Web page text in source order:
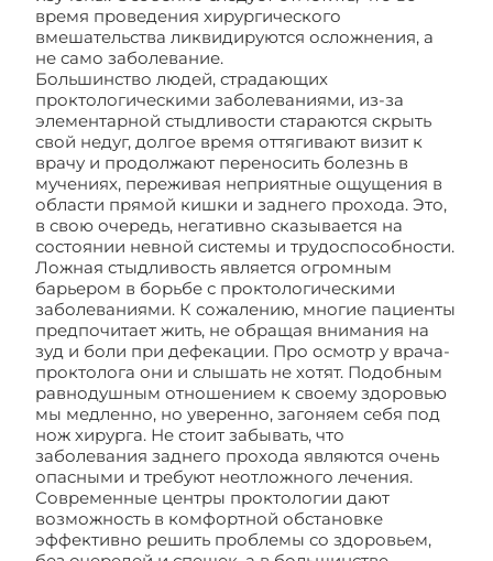
время проведения хирургического
вмешательства ликвидируются осложнения, а
не само заболевание.
Большинство людей, страдающих
проктологическими заболеваниями, из-за
элементарной стыдливости стараются скрыть
свой недуг, долгое время оттягивают визит к
врачу и продолжают переносить болезнь в
мучениях, переживая неприятные ощущения в
области прямой кишки и заднего прохода. Это,
в свою очередь, негативно сказывается на
состоянии невной системы и трудоспособности.
Ложная стыдливость является огромным
барьером в борьбе с проктологическими
заболеваниями. К сожалению, многие пациенты
предпочитает жить, не обращая внимания на
зуд и боли при дефекации. Про осмотр у врача-
проктолога они и слышать не хотят. Подобным
равнодушным отношением к своему здоровью
мы медленно, но уверенно, загоняем себя под
нож хирурга. Не стоит забывать, что
заболевания заднего прохода являются очень
опасными и требуют неотложного лечения.
Современные центры проктологии дают
возможность в комфортной обстановке
эффективно решить проблемы со здоровьем,